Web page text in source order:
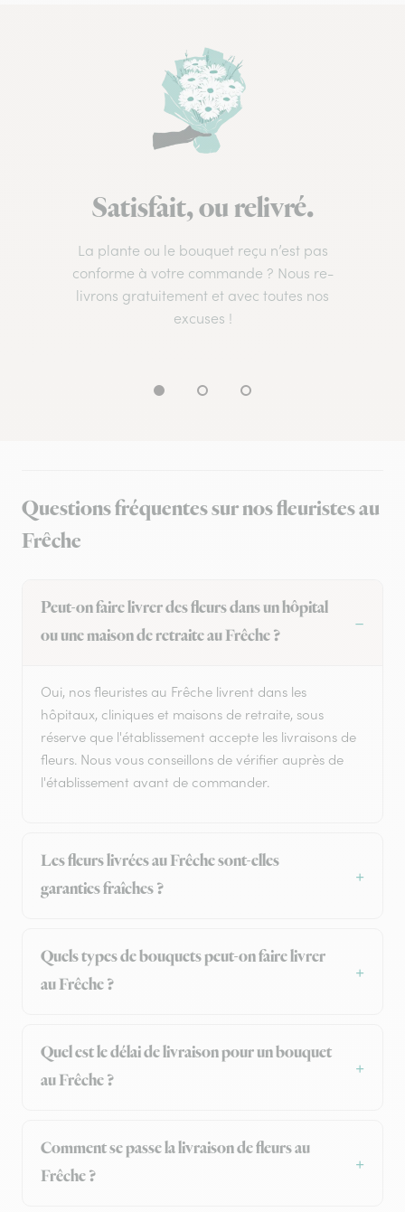
Satisfait, ou relivré.
La plante ou le bouquet reçu n’est pas
conforme à votre commande ? Nous re-
livrons gratuitement et avec toutes nos
excuses !
Questions fréquentes sur nos fleuristes au
Frêche
Peut-on faire livrer des fleurs dans un hôpital
ou une maison de retraite au Frêche ?
Oui, nos fleuristes au Frêche livrent dans les
hôpitaux, cliniques et maisons de retraite, sous
réserve que l'établissement accepte les livraisons de
fleurs. Nous vous conseillons de vérifier auprès de
l'établissement avant de commander.
Les fleurs livrées au Frêche sont-elles
garanties fraîches ?
Quels types de bouquets peut-on faire livrer
au Frêche ?
Quel est le délai de livraison pour un bouquet
au Frêche ?
Comment se passe la livraison de fleurs au
Frêche ?